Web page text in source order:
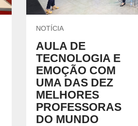
NOTÍCIA
AULA DE
TECNOLOGIA E
EMOÇÃO COM
UMA DAS DEZ
MELHORES
PROFESSORAS
DO MUNDO